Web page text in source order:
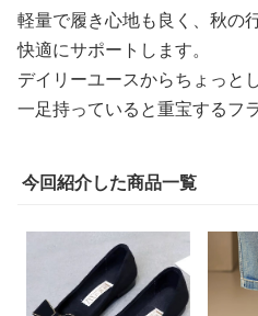
軽量で履き心地も良く、秋の
快適にサポートします。
デイリーユースからちょっと
一足持っていると重宝するフ
今回紹介した商品一覧